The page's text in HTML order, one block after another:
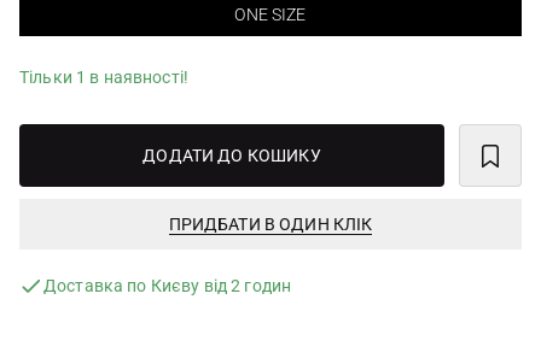
ONE SIZE
Тільки 1 в наявності!
ДОДАТИ ДО КОШИКУ
ПРИДБАТИ В ОДИН КЛІК
Доставка по Києву від 2 годин